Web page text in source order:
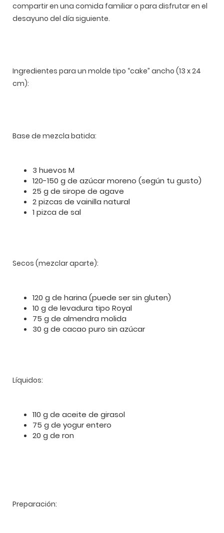
compartir en una comida familiar o para disfrutar en el
desayuno del día siguiente.
Ingredientes para un molde tipo “cake” ancho (13 x 24
cm):
Base de mezcla batida:
3 huevos M
120-150 g de azúcar moreno (según tu gusto)
25 g de sirope de agave
2 pizcas de vainilla natural
1 pizca de sal
Secos (mezclar aparte):
120 g de harina (puede ser sin gluten)
10 g de levadura tipo Royal
75 g de almendra molida
30 g de cacao puro sin azúcar
Líquidos:
110 g de aceite de girasol
75 g de yogur entero
20 g de ron
Preparación: